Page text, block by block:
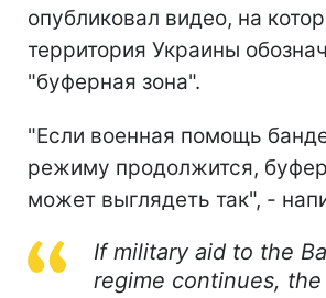
опубликовал видео, на
территория Украины
"буферная зона".
"Если военная помощь
режиму продолжится,
может выглядеть так", -
If military aid to the
regime continues,